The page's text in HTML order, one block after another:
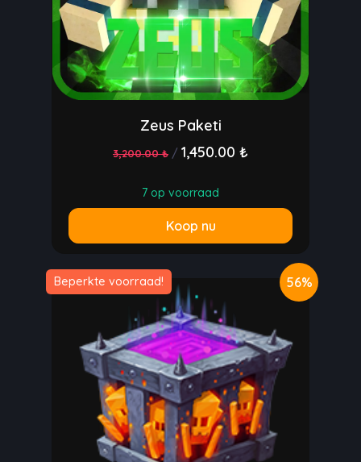
Zeus Paketi
3,200.00 ₺ / 1,450.00 ₺
7 op voorraad
Koop nu
Beperkte voorraad! 56%